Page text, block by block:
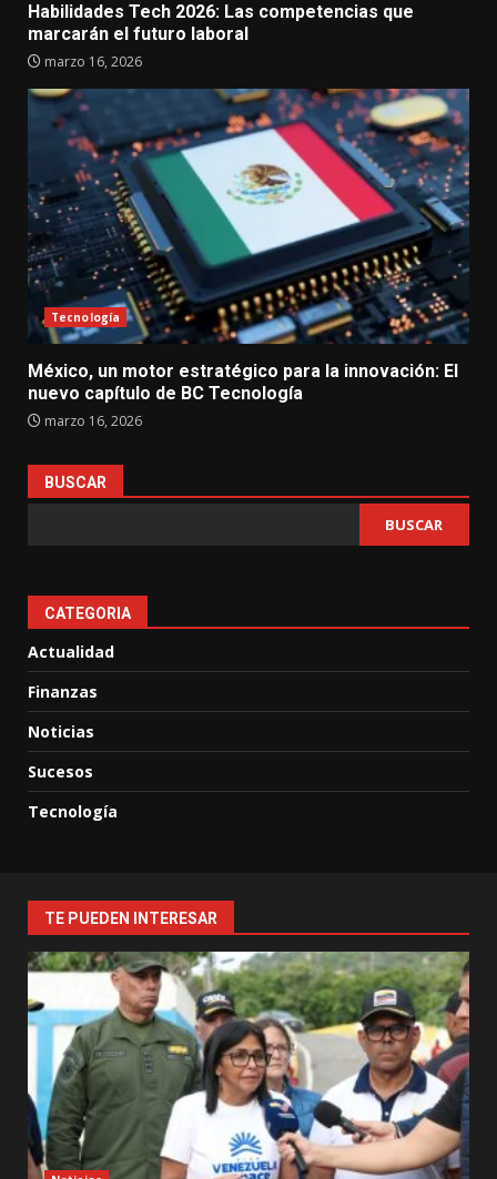
Habilidades Tech 2026: Las competencias que
marcarán el futuro laboral
marzo 16, 2026
Tecnología
México, un motor estratégico para la innovación: El
nuevo capítulo de BC Tecnología
marzo 16, 2026
BUSCAR
BUSCAR
CATEGORIA
Actualidad
Finanzas
Noticias
Sucesos
Tecnología
TE PUEDEN INTERESAR